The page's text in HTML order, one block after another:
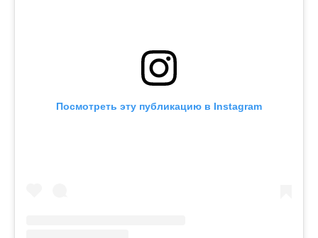
Посмотреть эту публикацию в Instagram